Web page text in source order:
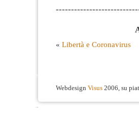
« Libertà e Coronavirus
Webdesign Visus 2006, su